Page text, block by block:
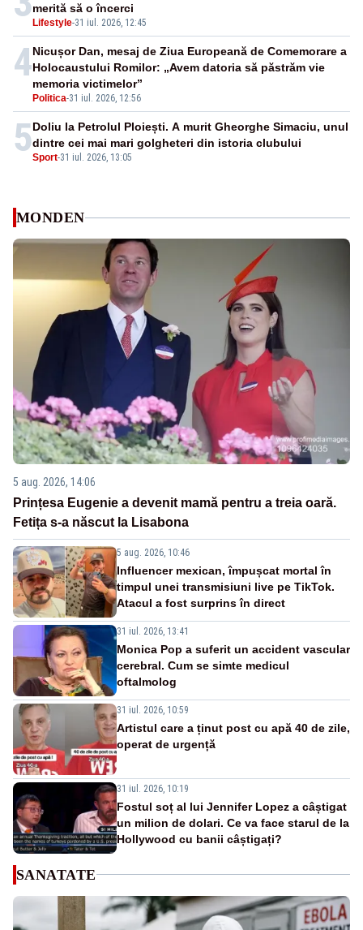
Lifestyle-31 iul. 2026, 12:45
merită să o încerci
4
Politica-31 iul. 2026, 12:56
Nicușor Dan, mesaj de Ziua Europeană de Comemorare a
Holocaustului Romilor: „Avem datoria să păstrăm vie
memoria victimelor”
5Sport-31 iul. 2026, 13:05
Doliu la Petrolul Ploiești. A murit Gheorghe Simaciu, unul
dintre cei mai mari golgheteri din istoria clubului
MONDEN
5 aug. 2026, 14:06
Prințesa Eugenie a devenit mamă pentru a treia oară.
Fetița s-a născut la Lisabona
5 aug. 2026, 10:46
Influencer mexican, împușcat mortal în
timpul unei transmisiuni live pe TikTok.
Atacul a fost surprins în direct
31 iul. 2026, 13:41
Monica Pop a suferit un accident vascular
cerebral. Cum se simte medicul
oftalmolog
31 iul. 2026, 10:59
Artistul care a ținut post cu apă 40 de zile,
operat de urgență
31 iul. 2026, 10:19
Fostul soț al lui Jennifer Lopez a câștigat
un milion de dolari. Ce va face starul de la
Hollywood cu banii câștigați?
SANATATE